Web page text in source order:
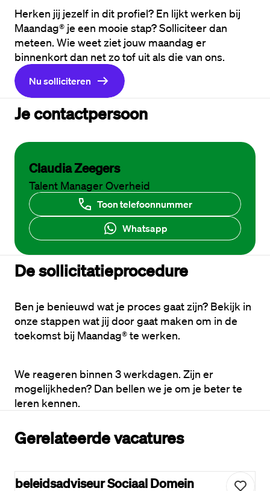
Herken jij jezelf in dit profiel? En lijkt werken bij
Maandag® je een mooie stap? Solliciteer dan
meteen. Wie weet ziet jouw maandag er
binnenkort dan net zo tof uit als die van ons.
Nu solliciteren
Je contactpersoon
Claudia Zeegers
Talent Manager Overheid
Toon telefoonnummer
Whatsapp
De sollicitatieprocedure
Ben je benieuwd wat je proces gaat zijn? Bekijk in
onze stappen wat jij door gaat maken om in de
toekomst bij Maandag® te werken.
We reageren binnen 3 werkdagen. Zijn er
mogelijkheden? Dan bellen we je om je beter te
leren kennen.
Gerelateerde vacatures
beleidsadviseur Sociaal Domein